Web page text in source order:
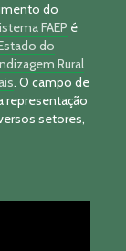
do
FAEP é
do
Rural
. O campo de
representação
setores,